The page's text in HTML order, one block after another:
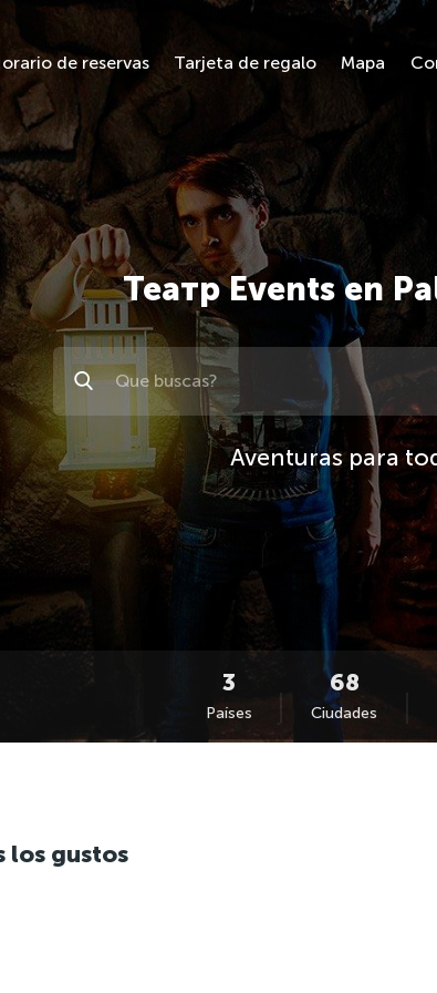
de reservas Tarjeta de regalo Mapa
Театр Events en
Поиск
Aventuras para
Países Ciudades
los gustos